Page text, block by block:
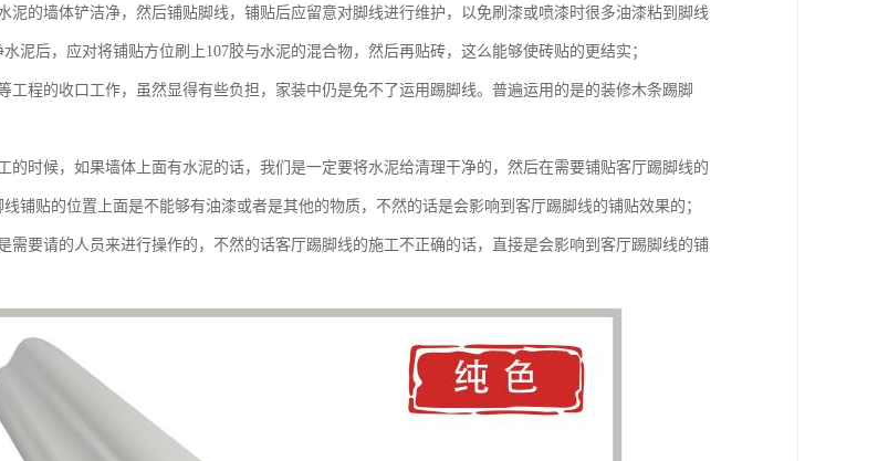
泥的墙体铲洁净，然后铺贴脚线，铺贴后应留意对脚线进行维护，以免刷漆或喷漆时很多油漆粘到脚线
泥后，应对将铺贴方位刷上107胶与水泥的混合物，然后再贴砖，这么能够使砖贴的更结实；
工程的收口工作，虽然显得有些负担，家装中仍是免不了运用踢脚线。普遍运用的是的装修木条踢脚
的时候，如果墙体上面有水泥的话，我们是一定要将水泥给清理干净的，然后在需要铺贴客厅踢脚线的
铺贴的位置上面是不能够有油漆或者是其他的物质，不然的话是会影响到客厅踢脚线的铺贴效果的；
需要请的人员来进行操作的，不然的话客厅踢脚线的施工不正确的话，直接是会影响到客厅踢脚线的铺